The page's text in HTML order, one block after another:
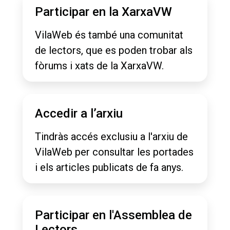
Participar en la XarxaVW
VilaWeb és també una comunitat
de lectors, que es poden trobar als
fòrums i xats de la XarxaVW.
Accedir a l’arxiu
Tindràs accés exclusiu a l'arxiu de
VilaWeb per consultar les portades
i els articles publicats de fa anys.
Participar en l'Assemblea de